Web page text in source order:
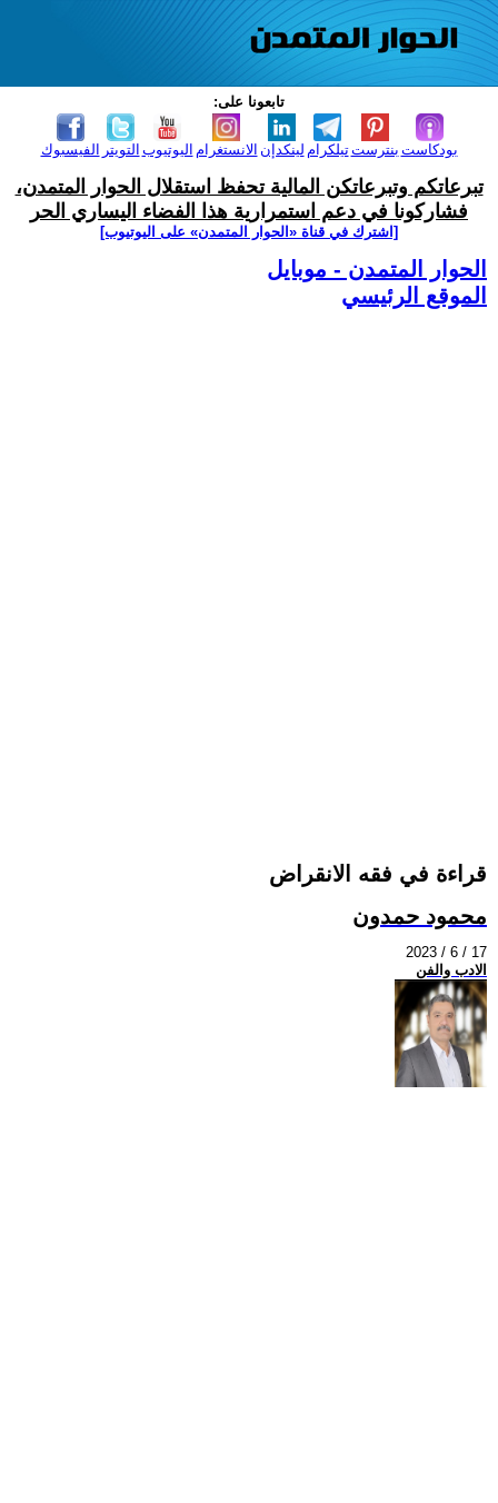
تابعونا على:
الفيسبوك التويتر اليوتيوب الانستغرام لينكدإن تيلكرامبنترست بودكاست
تبرعاتكم وتبرعاتكن المالية تحفظ استقلال الحوار المتمدن،
فشاركونا في دعم استمرارية هذا الفضاء اليساري الحر
[اشترك في قناة ‫«الحوار المتمدن» على اليوتيوب]
الحوار المتمدن - موبايل
الموقع الرئيسي
قراءة في فقه الانقراض
محمود حمدون
2023 / 6 / 17
الادب والفن